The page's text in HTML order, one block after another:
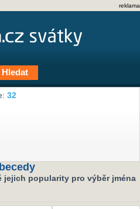
reklama
32
jejich popularity pro výběr jména